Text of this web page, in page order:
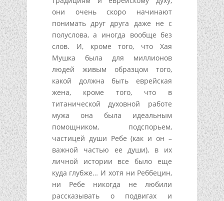
они очень скоро начинают
понимать друг друга даже не с
полуслова, а иногда вообще без
слов. И, кроме того, что Хая
Мушка была для миллионов
людей живым образцом того,
какой должна быть еврейская
жена, кроме того, что в
титанической духовной работе
мужа она была идеальным
помощником, подспорьем,
частицей души Ребе (как и он –
важной частью ее души), в их
личной истории все было еще
куда глубже… И хотя ни Реббецин,
ни Ребе никогда не любили
рассказывать о подвигах и